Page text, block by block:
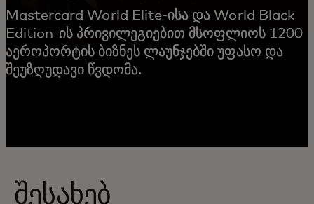
Mastercard World Elite-ისა და World Black
Edition-ის პრივილეგიებით მსოფლიოს 1200
აეროპორტის ბიზნეს ლაუნჯებში უფასო და
შეუზღუდავი წვდომა.
შესახებ